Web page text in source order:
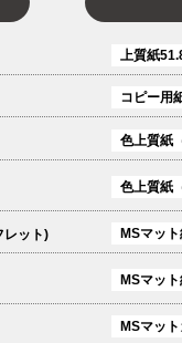
上質紙
コピー用
色上質紙
色上質紙
レット) MSマッ
MSマッ
MSマッ